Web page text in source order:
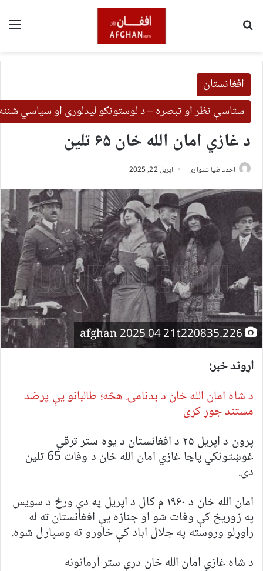
افغانستان
ستاسې نظر او تبصره – د لوستونکو لیدلوری او سیاسي
د غازي امان الله خان ۶۵ تلین
احمد ضیا شنواری اپریل 22, 2025
اړوند خبر:
د شاه امان الله خان د بدنامۍ هڅه؛ طالبانو یې پرضد
مستند جوړ کړی
پرون د اپریل ۲۵ د افغانستان د یوه ستر ترقي
غوښتونکي پاچا غازي امان الله خان د وفات 65 تلین
دی.
امان الله خان د ۱۹۶۰ م کال د اپریل په دې ورځ د سویس
په زوریخ کې وفات شو او جنازه یې افغانستان ته له
راوړلو وروسته په جلال اباد کې خاورو ته وسپارل شوه.
د شاه غازي امان الله خان درې ستر آرمانونه